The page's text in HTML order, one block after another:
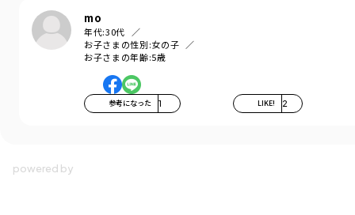
mo
年代:30代
お子さまの性別:女の子
お子さまの年齢:5歳
参考になった 1 LIKE! 2